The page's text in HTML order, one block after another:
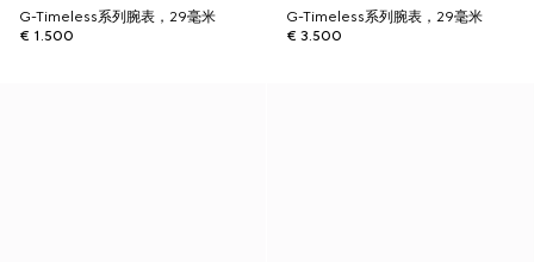
G-Timeless系列腕表，29毫米
€ 1.500
G-Timeless系列腕表，29毫米
€ 3.500